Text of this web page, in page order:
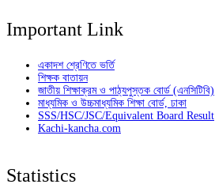
Important Link
একাদশ শ্রেণিতে ভর্তি
শিক্ষক বাতায়ন
জাতীয় শিক্ষাক্রম ও পাঠ্যপুস্তক বোর্ড (এনসিটিবি)
মাধ্যমিক ও উচ্চমাধ্যমিক শিক্ষা বোর্ড, ঢাকা
SSS/HSC/JSC/Equivalent Board Result
Kachi-kancha.com
Statistics